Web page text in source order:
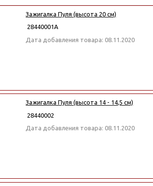
Зажигалка Пуля (высота 20 см)
28440001А
Дата добавления товара: 08.11.2020
Зажигалка Пуля (высота 14 - 14,5 см)
28440002
Дата добавления товара: 08.11.2020